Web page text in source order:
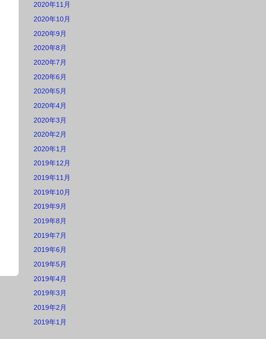
2020年11月
2020年10月
2020年9月
2020年8月
2020年7月
2020年6月
2020年5月
2020年4月
2020年3月
2020年2月
2020年1月
2019年12月
2019年11月
2019年10月
2019年9月
2019年8月
2019年7月
2019年6月
2019年5月
2019年4月
2019年3月
2019年2月
2019年1月